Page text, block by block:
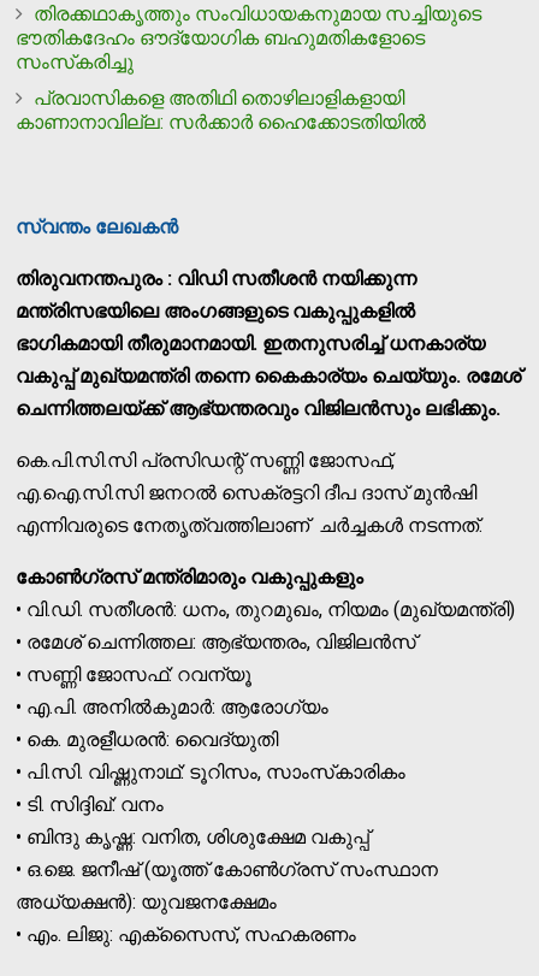
തിരക്കഥാകൃത്തും സംവിധായകനുമായ സച്ചിയുടെ
ഭൗതികദേഹം ഔദ്യോഗിക ബഹുമതികളോടെ
സംസ്‌കരിച്ചു
പ്രവാസികളെ അതിഥി തൊഴിലാളികളായി
കാണാനാവില്ല: സര്‍ക്കാര്‍ ഹൈക്കോടതിയില്‍
സ്വന്തം ലേഖകന്‍
തിരുവനന്തപുരം : വിഡി സതീശന്‍ നയിക്കുന്ന
മന്ത്രിസഭയിലെ അംഗങ്ങളുടെ വകുപ്പുകളില്‍
ഭാഗികമായി തീരുമാനമായി. ഇതനുസരിച്ച് ധനകാര്യ
വകുപ്പ് മുഖ്യമന്ത്രി തന്നെ കൈകാര്യം ചെയ്യും. രമേശ്
ചെന്നിത്തലയ്ക്ക് ആഭ്യന്തരവും വിജിലന്‍സും ലഭിക്കും.
കെ.പി.സി.സി പ്രസിഡന്റ് സണ്ണി ജോസഫ്,
എ.ഐ.സി.സി ജനറല്‍ സെക്രട്ടറി ദീപ ദാസ് മുന്‍ഷി
എന്നിവരുടെ നേതൃത്വത്തിലാണ് ചര്‍ച്ചകള്‍ നടന്നത്.
കോൺഗ്രസ് മന്ത്രിമാരും വകുപ്പുകളും
• വി.ഡി. സതീശൻ: ധനം, തുറമുഖം, നിയമം (മുഖ്യമന്ത്രി)
• രമേശ് ചെന്നിത്തല: ആഭ്യന്തരം, വിജിലൻസ്
• സണ്ണി ജോസഫ്: റവന്യൂ
• എ.പി. അനിൽകുമാർ: ആരോഗ്യം
• കെ. മുരളീധരൻ: വൈദ്യുതി
• പി.സി. വിഷ്ണുനാഥ്: ടൂറിസം, സാംസ്‌കാരികം
• ടി. സിദ്ദിഖ്: വനം
• ബിന്ദു കൃഷ്ണ: വനിത, ശിശുക്ഷേമ വകുപ്പ്
• ഒ.ജെ. ജനീഷ് (യൂത്ത് കോൺഗ്രസ് സംസ്ഥാന
അധ്യക്ഷൻ): യുവജനക്ഷേമം
• എം. ലിജു: എക്‌സൈസ്, സഹകരണം